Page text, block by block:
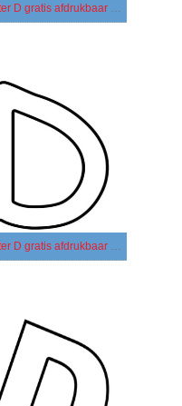
Letter D gratis afdrukbaar eenvoudig
Letter D gratis afdrukbaar voor kinderen